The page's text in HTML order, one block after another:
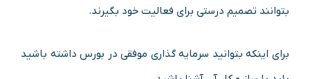
بتوانند تصمیم درستی برای فعالیت خود بگیرند.
برای اینکه بتوانید سرمایه گذاری موفقی در بورس داشته باشید